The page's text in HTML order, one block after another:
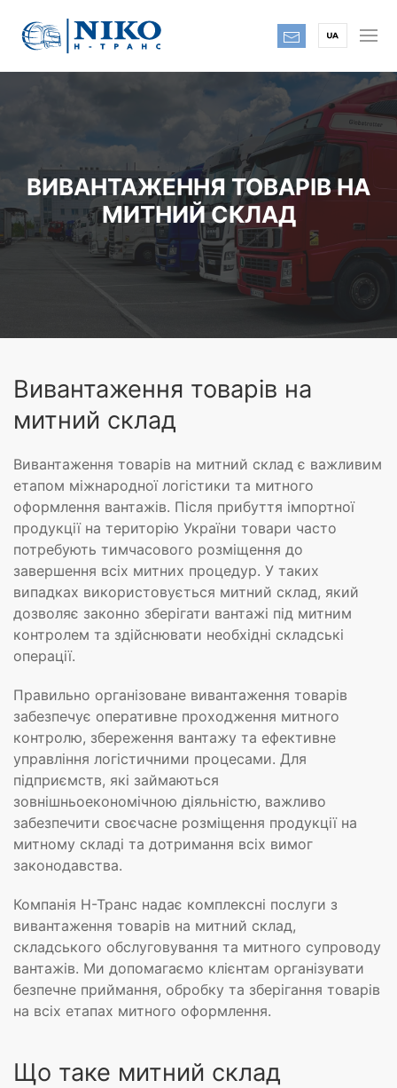
ВИВАНТАЖЕННЯ ТОВАРІВ НА
МИТНИЙ СКЛАД
Вивантаження товарів на
митний склад
Вивантаження товарів на митний склад є важливим
етапом міжнародної логістики та митного
оформлення вантажів. Після прибуття імпортної
продукції на територію України товари часто
потребують тимчасового розміщення до
завершення всіх митних процедур. У таких
випадках використовується митний склад, який
дозволяє законно зберігати вантажі під митним
контролем та здійснювати необхідні складські
операції.
Правильно організоване вивантаження товарів
забезпечує оперативне проходження митного
контролю, збереження вантажу та ефективне
управління логістичними процесами. Для
підприємств, які займаються
зовнішньоекономічною діяльністю, важливо
забезпечити своєчасне розміщення продукції на
митному складі та дотримання всіх вимог
законодавства.
Компанія Н-Транс надає комплексні послуги з
вивантаження товарів на митний склад,
складського обслуговування та митного супроводу
вантажів. Ми допомагаємо клієнтам організувати
безпечне приймання, обробку та зберігання товарів
на всіх етапах митного оформлення.
Що таке митний склад